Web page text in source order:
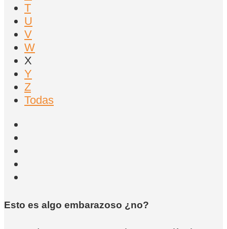
T
U
V
W
X
Y
Z
Todas
Esto es algo embarazoso ¿no?